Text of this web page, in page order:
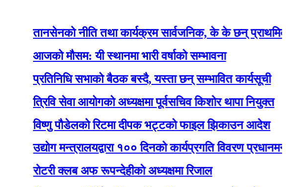
तानसेनको नीति तथा कार्यक्रम सार्वजनिक, के के छन् प्राथमिकतामा ?
आजको मौसम: यी स्थानमा भारी वर्षाको सम्भावना
प्रतिनिधि सभाको बैठक बस्दै, यस्ता छन् सम्भावित कार्यसूची
त्रिवि सेवा आयोगको अध्यक्षमा पूर्वसचिव किशोर थापा नियुक्त
विष्णु पौडेलको रिटमा दीपक भट्टको फाइल झिकाउन आदेश
उद्योग मन्त्रालयद्वारा १०० दिनको कार्यप्रगति विवरण प्रधानमन्त्री
रोटरी क्लब अफ रूपन्देहीकाे अध्यक्षमा रिजाल